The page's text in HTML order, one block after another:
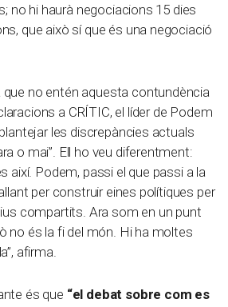
no hi haurà negociacions 15 dies
que això sí que és una negociació
no entén aquesta contundència
a CRÍTIC, el líder de Podem
les discrepàncies actuals
o mai”. Ell ho veu diferentment:
així. Podem, passi el que passi a la
per construir eines polítiques per
compartits. Ara som en un punt
no és la fi del món. Hi ha moltes
afirma.
és que “el debat sobre com es